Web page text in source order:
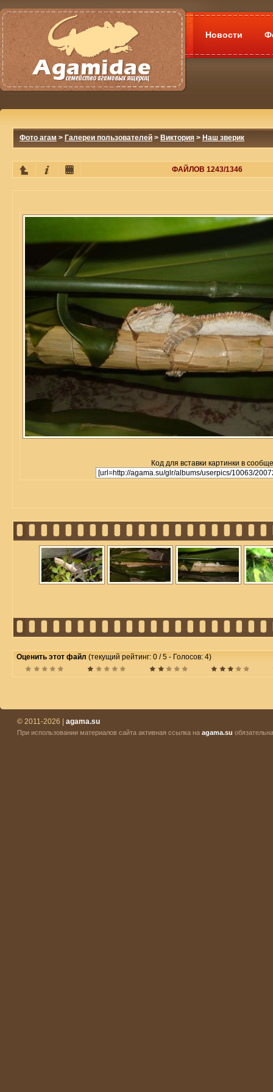
Новости
Фото агам > Галереи пользователей > Виктория > Наш зверик
ФАЙЛОВ 1243/1346
Код для вставки картинки в
Оценить этот файл (текущий рейтинг: 0 / 5 - Голосов: 4)
© 2011-2026 | agama.su
При использовании материалов сайта активная ссылка на agama.su